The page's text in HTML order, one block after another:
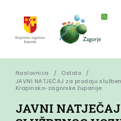
Naslovnica
Ostalo
JAVNI NATJEČAJ za prodaju
Krapinsko-zagorske županije
JAVNI